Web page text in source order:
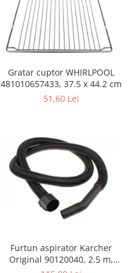
Gratar cuptor WHIRLPOOL
481010657433, 37.5 x 44.2 cm
51,60 Lei
Furtun aspirator Karcher
Original 90120040, 2.5 m,